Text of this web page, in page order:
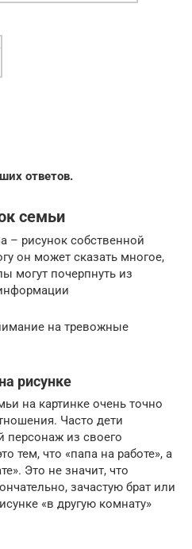
ответов.
семьи
– рисунок собственной
он может сказать многое,
могут почерпнуть из
на тревожные
рисунке
на картинке очень точно
Часто дети
персонаж из своего
тем, что «папа на работе», а
Это не значит, что
зачастую брат или
«в другую комнату»